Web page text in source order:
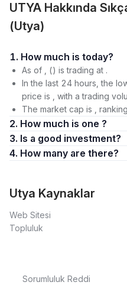
UTYA Hakkında
(Utya)
1. How much is today?
As of , () is trading at .
In the last 24 hours, the
price is , with a trading
The market cap is ,
2. How much is one ?
3. Is a good investment?
4. How many are there?
Utya Kaynaklar
Web Sitesi
Topluluk
Sorumluluk Reddi